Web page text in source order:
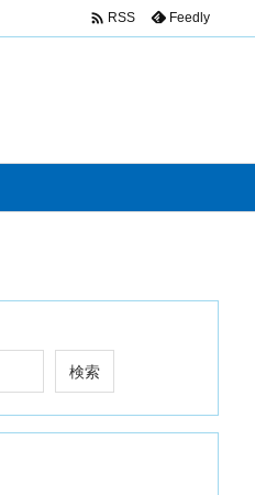
 RSS Feedly
検索